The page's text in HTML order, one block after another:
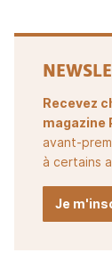
Recevez
magazine
avant-
à certains
Je